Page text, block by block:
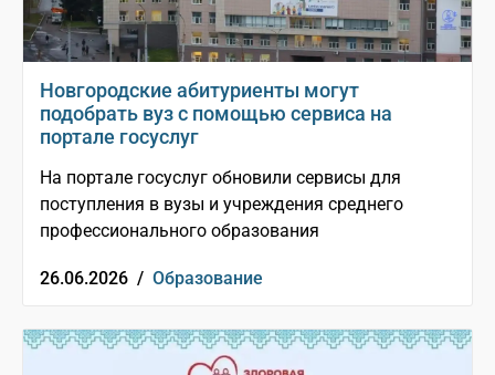
Новгородские абитуриенты могут
подобрать вуз с помощью сервиса на
портале госуслуг
На портале госуслуг обновили сервисы для
поступления в вузы и учреждения среднего
профессионального образования
26.06.2026 / Образование